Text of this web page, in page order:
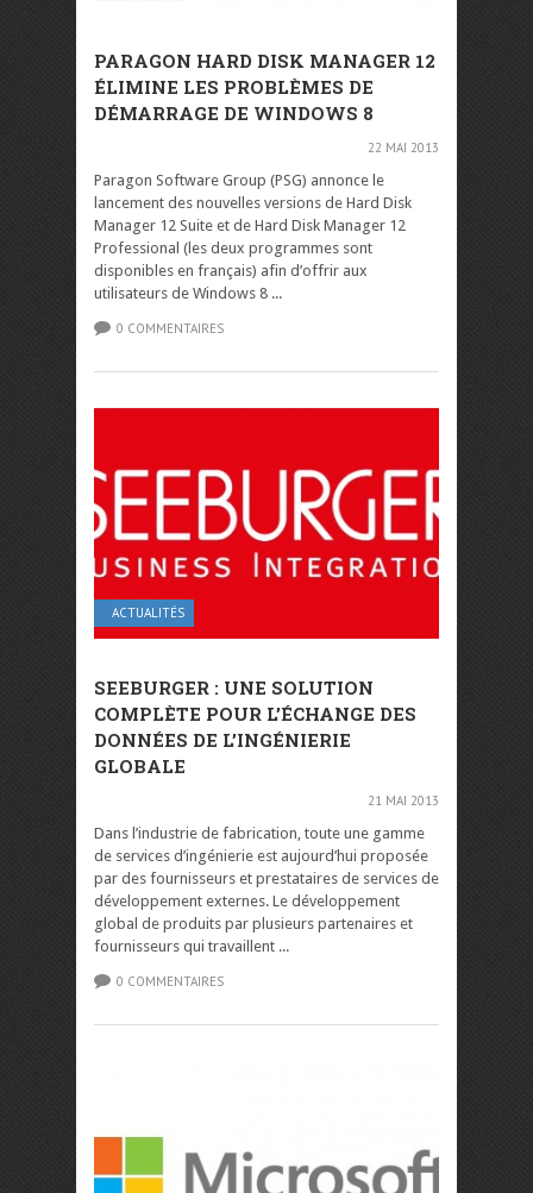
PARAGON HARD DISK MANAGER 12
ÉLIMINE LES PROBLÈMES DE
DÉMARRAGE DE WINDOWS 8
22 MAI 2013
Paragon Software Group (PSG) annonce le
lancement des nouvelles versions de Hard Disk
Manager 12 Suite et de Hard Disk Manager 12
Professional (les deux programmes sont
disponibles en français) afin d’offrir aux
utilisateurs de Windows 8 ...
0 COMMENTAIRES
ACTUALITÉS
SEEBURGER : UNE SOLUTION
COMPLÈTE POUR L’ÉCHANGE DES
DONNÉES DE L’INGÉNIERIE
GLOBALE
21 MAI 2013
Dans l’industrie de fabrication, toute une gamme
de services d’ingénierie est aujourd’hui proposée
par des fournisseurs et prestataires de services de
développement externes. Le développement
global de produits par plusieurs partenaires et
fournisseurs qui travaillent ...
0 COMMENTAIRES